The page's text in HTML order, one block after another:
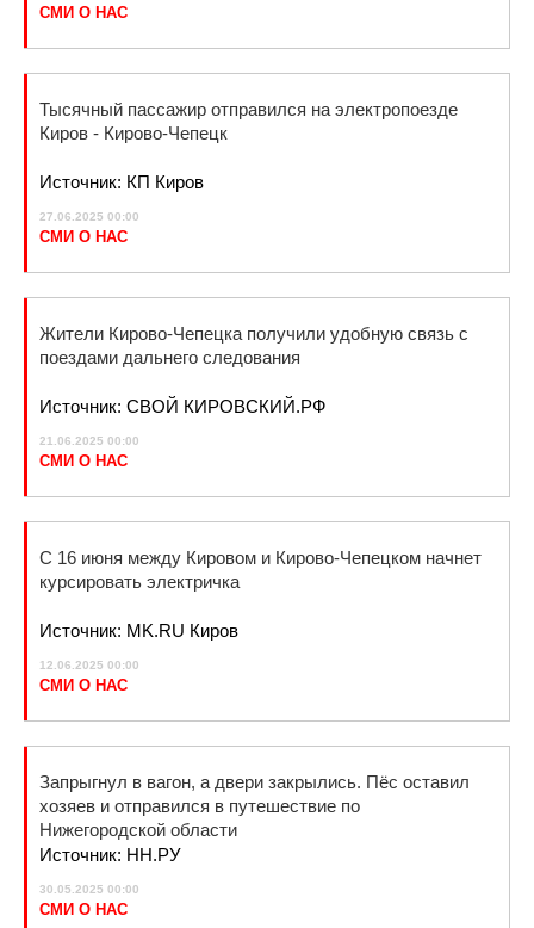
СМИ О НАС
Тысячный пассажир отправился на электропоезде
Киров - Кирово-Чепецк
Источник: КП Киров
27.06.2025 00:00
СМИ О НАС
Жители Кирово-Чепецка получили удобную связь с
поездами дальнего следования
Источник: СВОЙ КИРОВСКИЙ.РФ
21.06.2025 00:00
СМИ О НАС
С 16 июня между Кировом и Кирово-Чепецком начнет
курсировать электричка
Источник: MK.RU Киров
12.06.2025 00:00
СМИ О НАС
Запрыгнул в вагон, а двери закрылись. Пёс оставил
хозяев и отправился в путешествие по
Нижегородской области
Источник: НН.РУ
30.05.2025 00:00
СМИ О НАС